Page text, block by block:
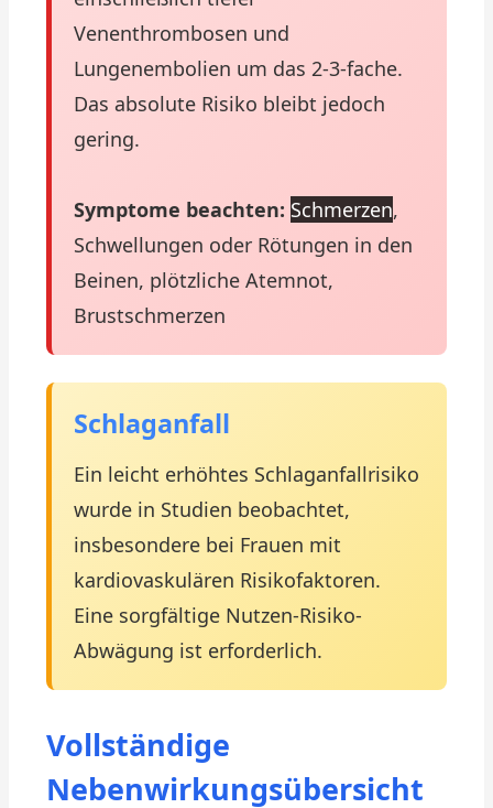
Venenthrombosen und
Lungenembolien um das 2-3-fache.
Das absolute Risiko bleibt jedoch
gering.
Symptome beachten: Schmerzen,
Schwellungen oder Rötungen in den
Beinen, plötzliche Atemnot,
Brustschmerzen
Schlaganfall
Ein leicht erhöhtes Schlaganfallrisiko
wurde in Studien beobachtet,
insbesondere bei Frauen mit
kardiovaskulären Risikofaktoren.
Eine sorgfältige Nutzen-Risiko-
Abwägung ist erforderlich.
Vollständige
Nebenwirkungsübersicht